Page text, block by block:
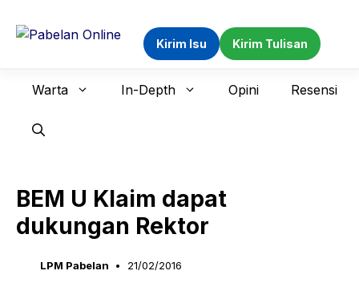
Kirim Isu Kirim Tulisan
Warta In-Depth Opini Resensi
BEM U Klaim dapat
dukungan Rektor
LPM Pabelan 21/02/2016